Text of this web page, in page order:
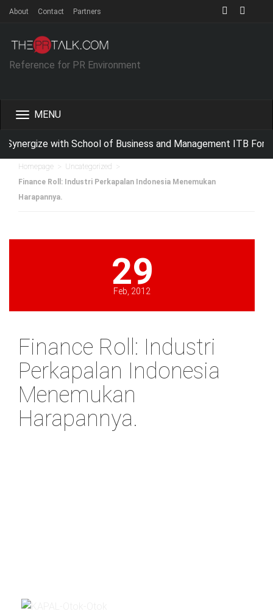
About Contact Partners
Reference for PR Environment
Toggle
with School of Business and Management ITB For
Homepage Uncategorized
Finance Roll: Industri Perkapalan Indonesia Menemukan
Harapannya.
29
Feb, 2012
Finance Roll: Industri
Perkapalan Indonesia
Menemukan
Harapannya.